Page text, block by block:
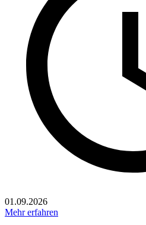
01.09.2026
Mehr erfahren